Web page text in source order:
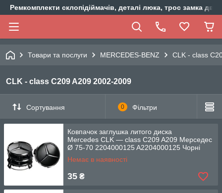
Ремкомплекти склопідіймачів, деталі люка, трос замка
Товари та послуги MERCEDES-BENZ CLK - class
CLK - class C209 A209 2002-2009
Сортування 0 Фільтри
Ковпачок заглушка литого диска
Mercedes CLK — class C209 A209 Мерседес
Ø 75-70 2204000125 A2204000125 Чорні
Немає в наявності
35 ₴